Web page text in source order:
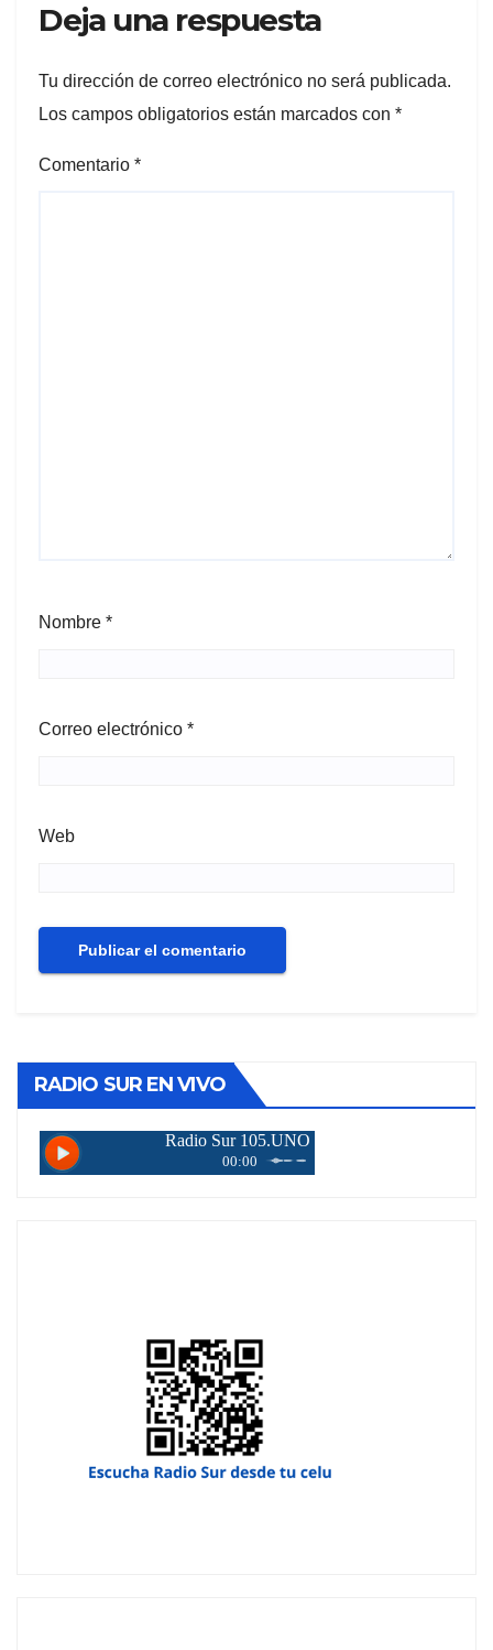
Deja una respuesta
Tu dirección de correo electrónico no será publicada.
Los campos obligatorios están marcados con *
Comentario *
Nombre *
Correo electrónico *
Web
RADIO SUR EN VIVO